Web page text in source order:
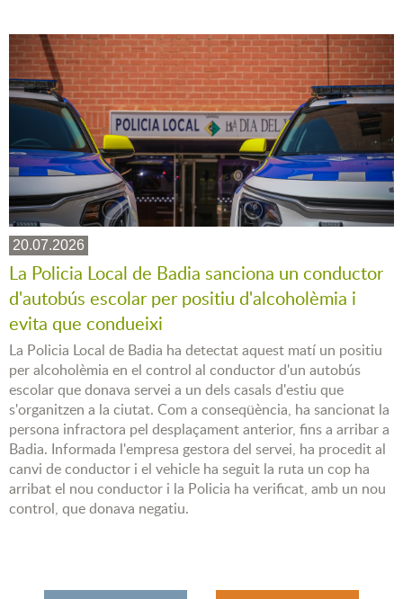
20.07.2026
La Policia Local de Badia sanciona un conductor
d'autobús escolar per positiu d'alcoholèmia i
evita que condueixi
La Policia Local de Badia ha detectat aquest matí un positiu
per alcoholèmia en el control al conductor d'un autobús
escolar que donava servei a un dels casals d'estiu que
s'organitzen a la ciutat. Com a conseqüència, ha sancionat la
persona infractora pel desplaçament anterior, fins a arribar a
Badia. Informada l'empresa gestora del servei, ha procedit al
canvi de conductor i el vehicle ha seguit la ruta un cop ha
arribat el nou conductor i la Policia ha verificat, amb un nou
control, que donava negatiu.